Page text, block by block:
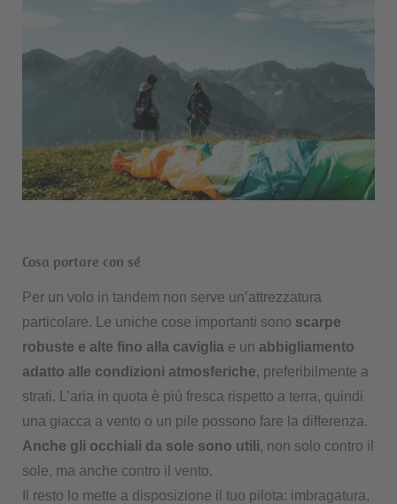
Cosa portare con sé
Per un volo in tandem non serve un’attrezzatura
particolare. Le uniche cose importanti sono scarpe
robuste e alte fino alla caviglia e un abbigliamento
adatto alle condizioni atmosferiche, preferibilmente a
strati. L’aria in quota è più fresca rispetto a terra, quindi
una giacca a vento o un pile possono fare la differenza.
Anche gli occhiali da sole sono utili, non solo contro il
sole, ma anche contro il vento.
Il resto lo mette a disposizione il tuo pilota: imbragatura,